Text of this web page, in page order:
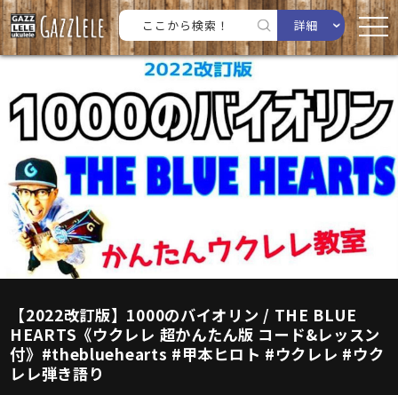
詳細
【2022改訂版】1000のバイオリン / THE BLUE
HEARTS《ウクレレ 超かんたん版 コード&レッスン
付》#thebluehearts #甲本ヒロト #ウクレレ #ウク
レレ弾き語り